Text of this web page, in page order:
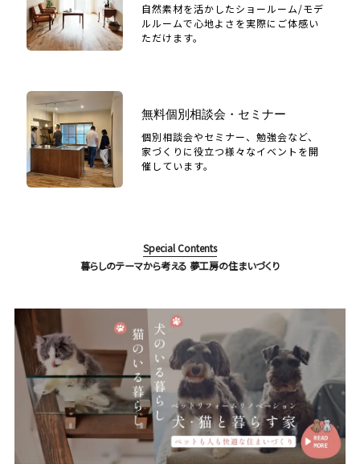
自然素材を活かしたショールーム/モデ
ルルームで心地よさを実際にご体感い
ただけます。
無料個別相談会・セミナー
個別相談会やセミナー、勉強会など、
家づくりに役立つ様々なイベントを開
催しています。
Special Contents
暮らしのテーマから考える 夢工房の住まいづくり